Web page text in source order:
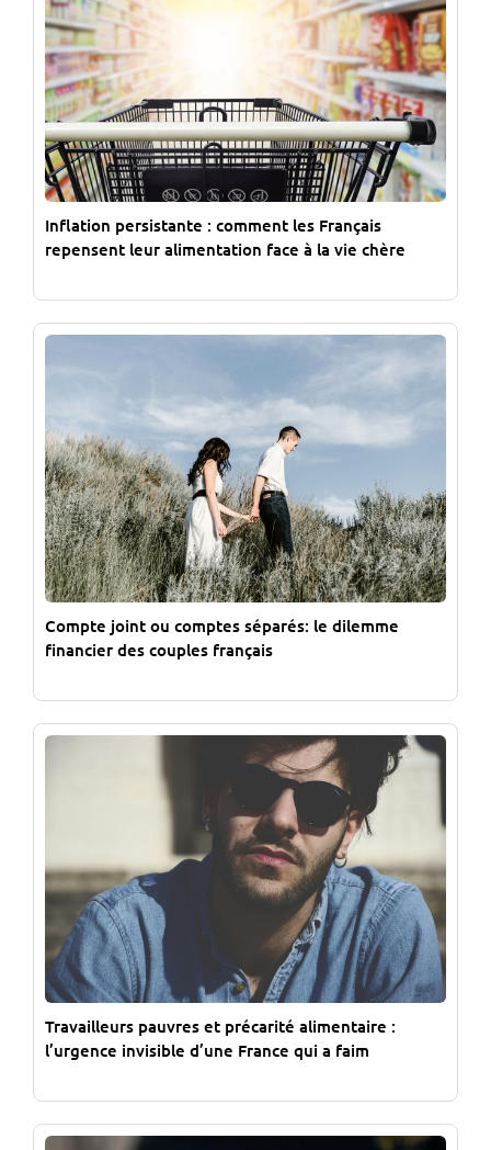
Inflation persistante : comment les Français
repensent leur alimentation face à la vie chère
Compte joint ou comptes séparés: le dilemme
financier des couples français
Travailleurs pauvres et précarité alimentaire :
l’urgence invisible d’une France qui a faim